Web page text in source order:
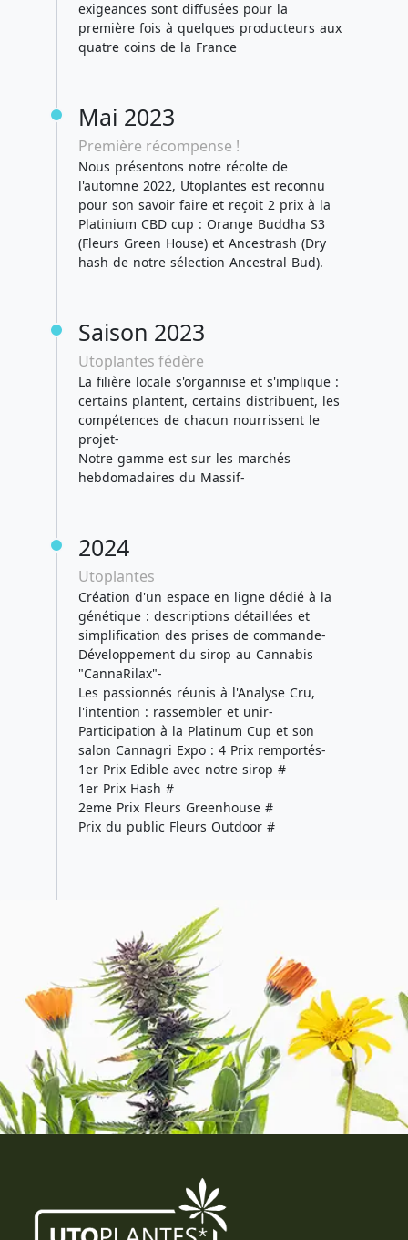
exigeances sont diffusées pour la
première fois à quelques producteurs aux
quatre coins de la France
Mai 2023
Première récompense !
Nous présentons notre récolte de
l'automne 2022, Utoplantes est reconnu
pour son savoir faire et reçoit 2 prix à la
Platinium CBD cup : Orange Buddha S3
(Fleurs Green House) et Ancestrash (Dry
hash de notre sélection Ancestral Bud).
Saison 2023
Utoplantes fédère
La filière locale s'organnise et s'implique :
certains plantent, certains distribuent, les
compétences de chacun nourrissent le
projet-
Notre gamme est sur les marchés
hebdomadaires du Massif-
2024
Utoplantes
Création d'un espace en ligne dédié à la
génétique : descriptions détaillées et
simplification des prises de commande-
Développement du sirop au Cannabis
"CannaRilax"-
Les passionnés réunis à l'Analyse Cru,
l'intention : rassembler et unir-
Participation à la Platinum Cup et son
salon Cannagri Expo : 4 Prix remportés-
1er Prix Edible avec notre sirop #
1er Prix Hash #
2eme Prix Fleurs Greenhouse #
Prix du public Fleurs Outdoor #